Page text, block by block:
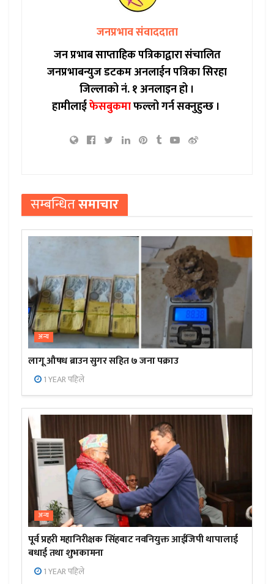
जनप्रभाव संवाददाता
जन प्रभाब साप्ताहिक पत्रिकाद्वारा संचालित
जनप्रभाबन्युज डटकम अनलाईन पत्रिका सिरहा
जिल्लाको नं. १ अनलाइन हो ।
हामीलाईफेसबुकमाफल्लो गर्न सक्नुहुन्छ ।
सम्बन्धितसमाचार
अन्य
लागू औषध ब्राउन सुगर सहित ७ जना पक्राउ
1 YEAR पहिले
अन्य
पूर्व प्रहरी महानिरीक्षक सिंहबाट नवनियुक्त आईजिपी थापालाई
बधाई तथा शुभकामना
1 YEAR पहिले